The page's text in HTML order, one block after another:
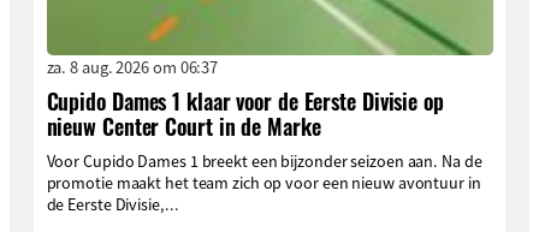
za. 8 aug. 2026 om 06:37
Cupido Dames 1 klaar voor de Eerste Divisie op
nieuw Center Court in de Marke
Voor Cupido Dames 1 breekt een bijzonder seizoen aan. Na de
promotie maakt het team zich op voor een nieuw avontuur in
de Eerste Divisie,...